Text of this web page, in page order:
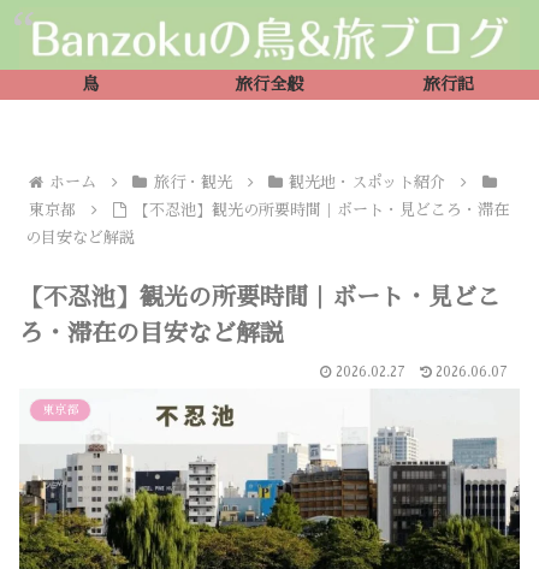
鳥 旅行全般 旅行記
ホーム 旅行・観光
観光地・スポット紹介
東京都
【不忍池】観光の所要時間｜ボート・見どころ・滞在
の目安など解説
【不忍池】観光の所要時間｜ボート・見どこ
ろ・滞在の目安など解説
2026.02.27 2026.06.07
東京都